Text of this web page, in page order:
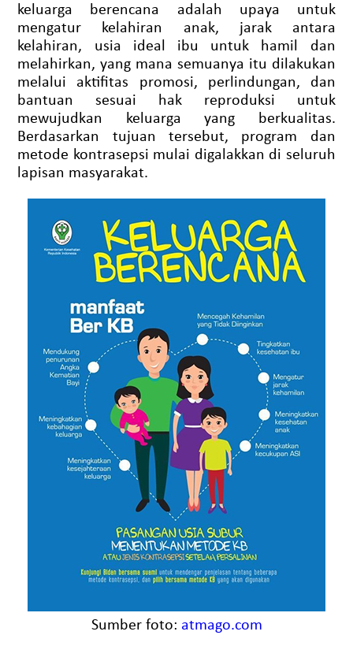
keluarga berencana adalah upaya untuk
mengatur kelahiran anak, jarak antara
kelahiran, usia ideal ibu untuk hamil dan
melahirkan, yang mana semuanya itu dilakukan
melalui aktifitas promosi, perlindungan, dan
bantuan sesuai hak reproduksi untuk
mewujudkan keluarga yang berkualitas.
Berdasarkan tujuan tersebut, program dan
metode kontrasepsi mulai digalakkan di seluruh
lapisan masyarakat.
Sumber foto: atmago.com